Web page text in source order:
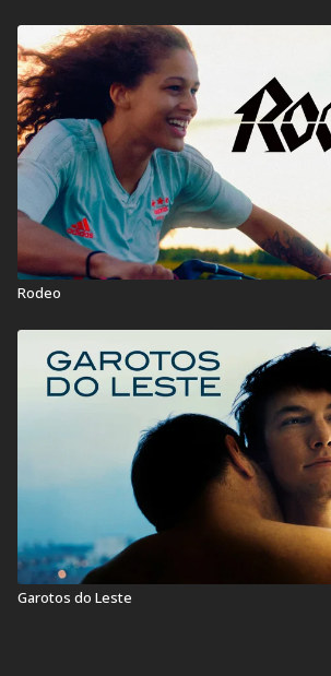
Rodeo
Garotos do Leste